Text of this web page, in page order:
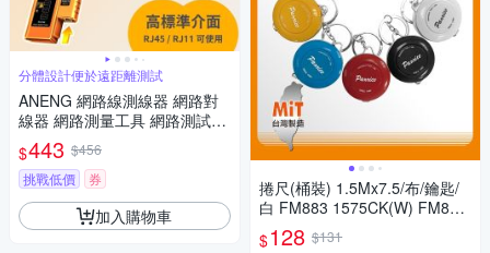
分體設計便於遠距離測試
ANENG 網路線測線器 網路對
線器 網路測量工具 網路測試儀
可調測量
$443 $456
挑戰低價
券
加入購物車
捲尺(桶裝) 1.5Mx7.5/布/鑰匙/
白 FM883 1575CK(W) FM883
-1575CK(W)
$128 $131